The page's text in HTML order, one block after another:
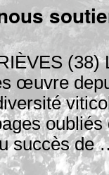
(38)
œuvre
succès